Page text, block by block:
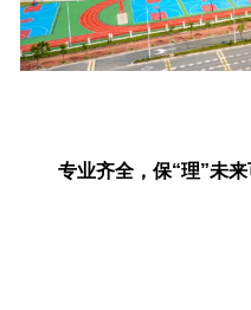
专业齐全，保“理”未来